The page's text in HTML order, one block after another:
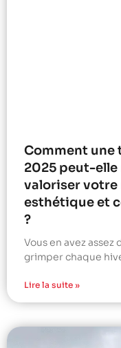
Comment une
2025 peut-
valoriser votre
esthétique et
?
Vous en avez
grimper chaque
Lire la suite »